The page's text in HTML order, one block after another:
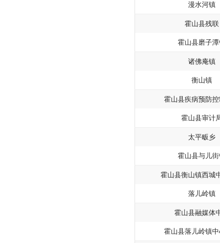
漫水河镇
霍山县残联
霍山县磨子
诸佛庵镇
衡山镇
霍山县疾病预防
霍山县审计
太平畈乡
霍山县与儿
霍山县衡山镇西城
落儿岭镇
霍山县融媒体
霍山县落儿岭镇